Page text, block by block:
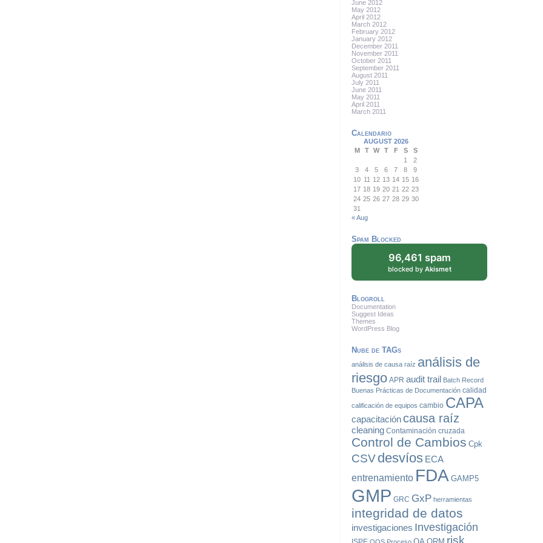
June 2012
May 2012
April 2012
March 2012
February 2012
January 2012
December 2011
November 2011
October 2011
September 2011
August 2011
July 2011
June 2011
May 2011
April 2011
March 2011
Calendario
AUGUST 2026
M
T W T F S
S
1
2
3
4 5 6 7 8
9
10 11 12 13 14 15 16
17 18 19 20 21 22 23
24 25 26 27 28 29 30
31
« Aug
Spam Blocked
96,461 spam
blocked by Akismet
Blogroll
Documentation
Suggest Ideas
Themes
WordPress Blog
Nube de TAGs
análisis de causa raíz análisis de
riesgo APR audit trail Batch Record
Buenas Prácticas de Documentación calidad
calificación de equipos cambio CAPA
capacitacióncausa raíz
cleaning Contaminación cruzada
Control de Cambios Cpk
CSVdesvíos ECA
entrenamiento FDA GAMP5
GMP GRC GxP herramientas
integridad de datos
investigaciones Investigación
risk